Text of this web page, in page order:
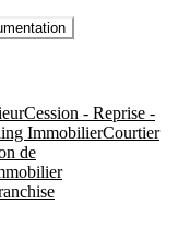
Cession - Reprise -
ImmobilierCourtier
de